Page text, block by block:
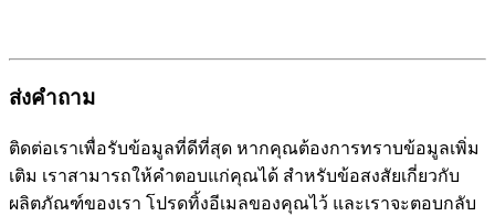
ส่งคำถาม
ติดต่อเราเพื่อรับข้อมูลที่ดีที่สุด หากคุณต้องการทราบข้อมูลเพิ่ม
เติม เราสามารถให้คำตอบแก่คุณได้ สำหรับข้อสงสัยเกี่ยวกับ
ผลิตภัณฑ์ของเรา โปรดทิ้งอีเมลของคุณไว้ และเราจะตอบกลับ